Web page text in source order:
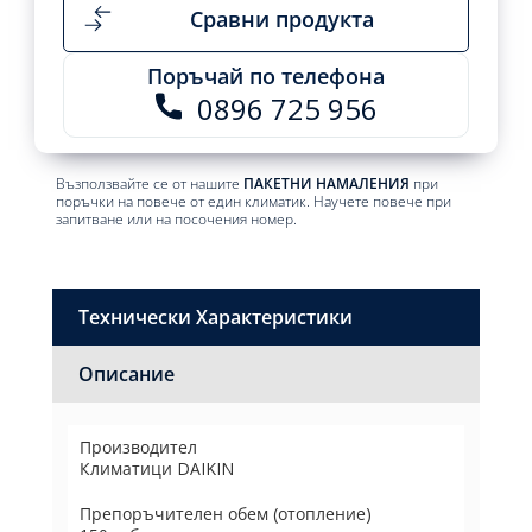
Сравни продукта
Поръчай по телефона
0896 725 956
Възползвайте се от нашите ПАКЕТНИ НАМАЛЕНИЯ при
поръчки на повече от един климатик. Научете повече при
запитване или на посочения номер.
Технически Характеристики
Описание
Производител
Климатици DAIKIN
Препоръчителен обем (отопление)